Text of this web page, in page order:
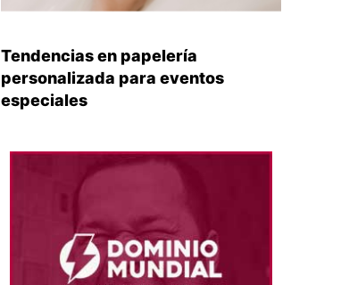
Tendencias en papelería
personalizada para eventos
especiales